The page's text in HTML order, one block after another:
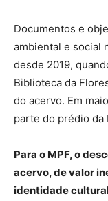
Documentos e
ambiental e social
desde 2019,
Biblioteca da
do acervo. Em
parte do prédio da
Para o MPF, o
acervo, de valor
identidade